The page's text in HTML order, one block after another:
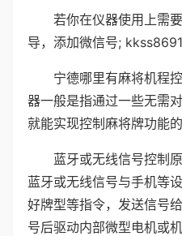
若你在仪器使用上需
导，添加微信号; kkss8691
宁德哪里有麻将机程
器一般是指通过一些无需
就能实现控制麻将牌功能的
蓝牙或无线信号控制
蓝牙或无线信号与手机等
好牌型等指令，发送信号
号后驱动内部微型电机或